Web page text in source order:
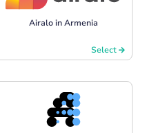
Airalo in Armenia
Select